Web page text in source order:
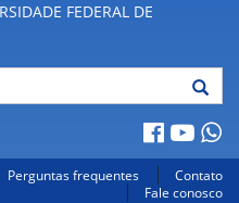
FEDERAL DE
Perguntas frequentes
Contato
Fale conosco